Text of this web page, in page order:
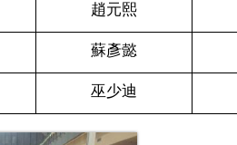
趙元熙
蘇彥懿
巫少迪